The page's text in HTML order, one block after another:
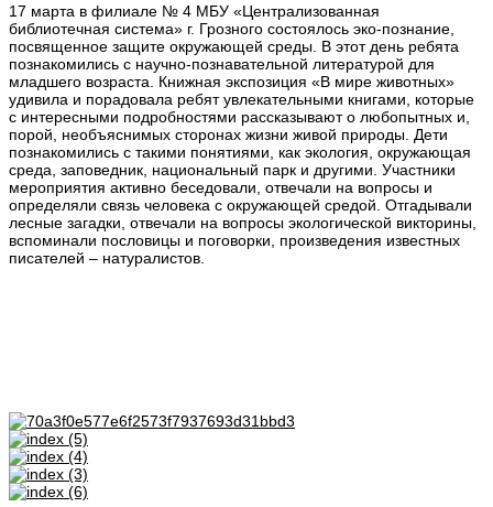
17 марта в филиале № 4 МБУ «Централизованная
библиотечная система» г. Грозного состоялось эко-познание,
посвященное защите окружающей среды. В этот день ребята
познакомились с научно-познавательной литературой для
младшего возраста. Книжная экспозиция «В мире животных»
удивила и порадовала ребят увлекательными книгами, которые
с интересными подробностями рассказывают о любопытных и,
порой, необъяснимых сторонах жизни живой природы. Дети
познакомились с такими понятиями, как экология, окружающая
среда, заповедник, национальный парк и другими. Участники
мероприятия активно беседовали, отвечали на вопросы и
определяли связь человека с окружающей средой. Отгадывали
лесные загадки, отвечали на вопросы экологической викторины,
вспоминали пословицы и поговорки, произведения известных
писателей – натуралистов.